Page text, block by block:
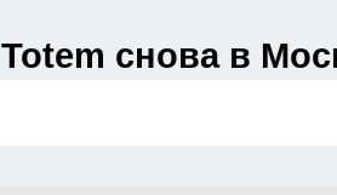
снова в